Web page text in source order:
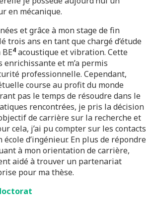
en mécanique.
et grâce à mon stage de fin
trois ans en tant que chargé d’étude
4 acoustique et vibration. Cette
et m’a permis
professionnelle. Cependant,
course au profit du monde
pas le temps de résoudre dans le
rencontrées, je pris la décision
de carrière sur la recherche et
cela, j’ai pu compter sur les contacts
école d’ingénieur. En plus de répondre
à mon orientation de carrière,
aidé à trouver un partenariat
pour ma thèse.